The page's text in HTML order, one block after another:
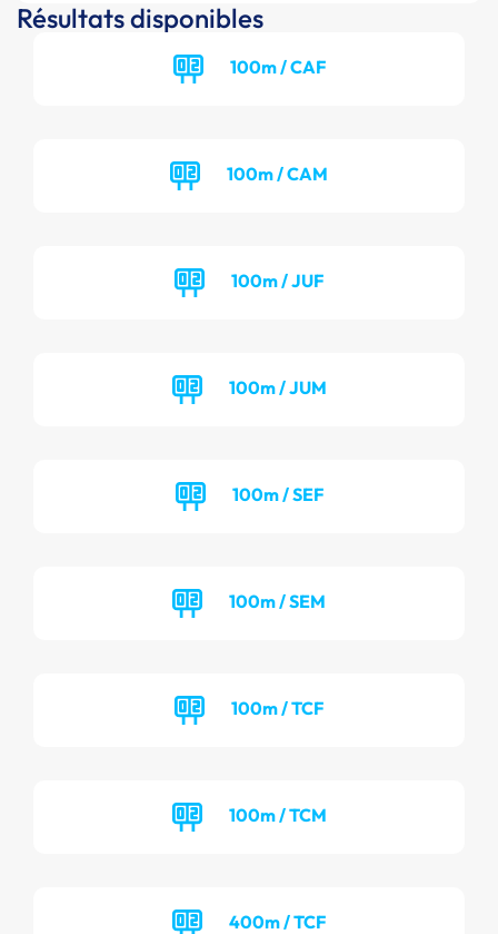
Résultats disponibles
100m / CAF
100m / CAM
100m / JUF
100m / JUM
100m / SEF
100m / SEM
100m / TCF
100m / TCM
400m / TCF